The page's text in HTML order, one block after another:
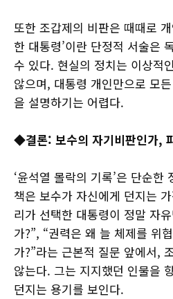
또한 조갑제의 비판은 때때로
한 대통령’이란 단정적 서술은
수 있다. 현실의 정치는 이상적
않으며, 대통령 개인만으로 모
을 설명하기는 어렵다.
◆결론: 보수의 자기비판인가,
‘윤석열 몰락의 기록’은 단순한
책은 보수가 자신에게 던지는
리가 선택한 대통령이 정말 자
가?”, “권력은 왜 늘 체제를 위
가?”라는 근본적 질문 앞에서,
않는다. 그는 지지했던 인물을
던지는 용기를 보인다.